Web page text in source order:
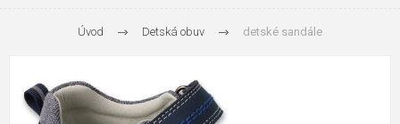
Úvod Detská obuv detské sandále